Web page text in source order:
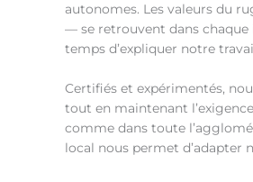
autonomes. Les valeurs du
— se retrouvent dans chaque
temps d’expliquer notre
Certifiés et expérimentés,
tout en maintenant
comme dans toute
local nous permet d’adapter